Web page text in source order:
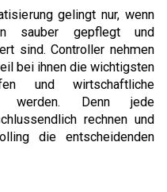
gelingt nur, wenn
sauber gepflegt und
sind. Controller nehmen
bei ihnen die wichtigsten
und wirtschaftliche
werden. Denn jede
rechnen und
die entscheidenden